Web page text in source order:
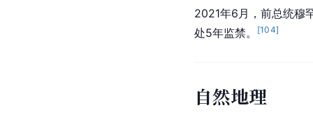
2021年6月，前总统穆
处5年监禁。
[104]
自然地理